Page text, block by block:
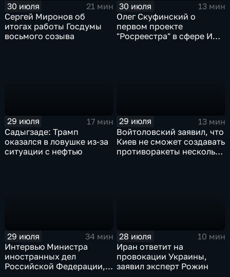
30 июля
21 мин
Сергей Миронов об
итогах работы Госдумы
восьмого созыва
30 июля
13 мин
Олег Скуфинский о
первом проекте
"Росреестра" в сфере ИИ
29 июля
17 мин
Садыгзаде: Трамп
оказался в ловушке из-за
ситуации с нефтью
29 июля
13 мин
Войтоловский заявил, что
Киев не сможет создавать
противоракеты несколько
29 июля
34 мин
Интервью Министра
иностранных дел
Российской Федерации,
28 июля
10 мин
Иран ответит на
провокации Украины,
заявил эксперт Рожин